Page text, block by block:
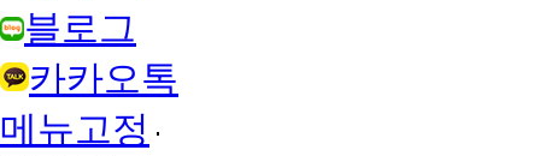
블로그
카카오톡
메뉴고정